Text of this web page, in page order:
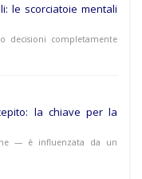
le scorciatoie mentali
decisioni completamente
la chiave per la
— è influenzata da un